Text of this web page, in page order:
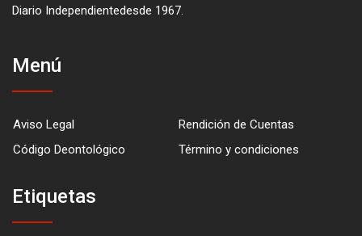
Diario Independientedesde 1967.
Menú
Aviso Legal
Rendición de Cuentas
Código Deontológico
Término y condiciones
Etiquetas